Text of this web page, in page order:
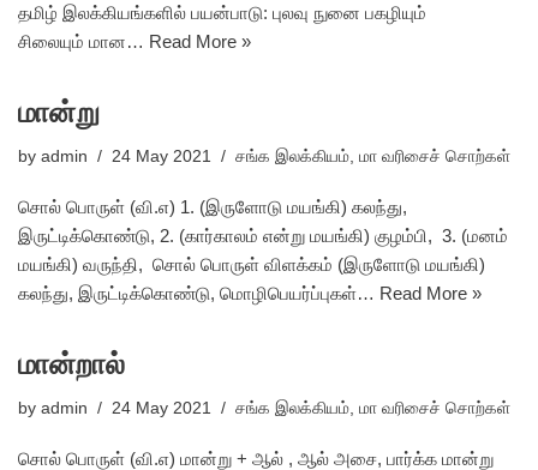
தமிழ் இலக்கியங்களில் பயன்பாடு: புலவு நுனை பகழியும்
சிலையும் மான… Read More »
மான்று
by admin 24 May 2021 சங்க இலக்கியம், மா வரிசைச் சொற்கள்
சொல் பொருள் (வி.எ) 1. (இருளோடு மயங்கி) கலந்து,
இருட்டிக்கொண்டு, 2. (கார்காலம் என்று மயங்கி) குழம்பி, 3. (மனம்
மயங்கி) வருந்தி, சொல் பொருள் விளக்கம் (இருளோடு மயங்கி)
கலந்து, இருட்டிக்கொண்டு, மொழிபெயர்ப்புகள்… Read More »
மான்றால்
by admin 24 May 2021 சங்க இலக்கியம், மா வரிசைச் சொற்கள்
சொல் பொருள் (வி.எ) மான்று + ஆல் , ஆல் அசை, பார்க்க மான்று